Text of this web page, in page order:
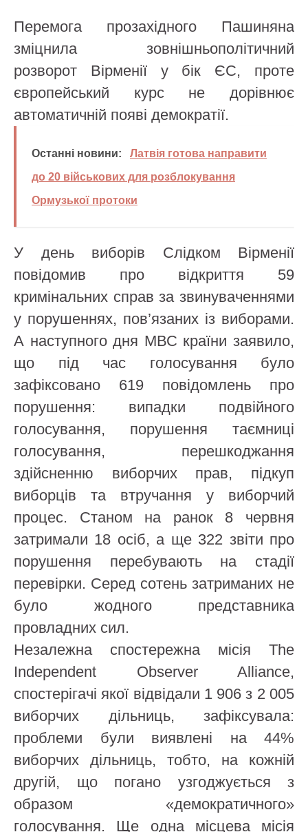
Перемога прозахідного Пашиняна
зміцнила зовнішньополітичний
розворот Вірменії у бік ЄС, проте
європейський курс не дорівнює
автоматичній появі демократії.
Останні новини:
Латвія готова направити
до 20 військових для розблокування
Ормузької протоки
У день виборів Слідком Вірменії
повідомив про відкриття 59
кримінальних справ за звинуваченнями
у порушеннях, пов’язаних із виборами.
А наступного дня МВС країни заявило,
що під час голосування було
зафіксовано 619 повідомлень про
порушення: випадки подвійного
голосування, порушення таємниці
голосування, перешкоджання
здійсненню виборчих прав, підкуп
виборців та втручання у виборчий
процес. Станом на ранок 8 червня
затримали 18 осіб, а ще 322 звіти про
порушення перебувають на стадії
перевірки. Серед сотень затриманих не
було жодного представника
провладних сил.
Незалежна спостережна місія The
Independent Observer Alliance,
спостерігачі якої відвідали 1 906 з 2 005
виборчих дільниць, зафіксувала:
проблеми були виявлені на 44%
виборчих дільниць, тобто, на кожній
другій, що погано узгоджується з
образом «демократичного»
голосування. Ще одна місцева місія